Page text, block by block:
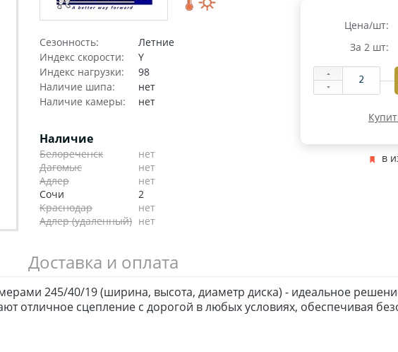
Сезонность:
Летние
Индекс скорости:
Y
Индекс нагрузки:
98
Наличие шипа:
нет
Наличие камеры:
нет
Наличие
Белореченск
нет
Дагомыс
нет
Адлер
нет
Сочи
2
Краснодар
нет
Адлер (удаленный) нет
Цена/шт:
За 2 шт:
в
Доставка и оплата
245/40/19 (ширина, высота, диаметр диска) - идеальное
отличное сцепление с дорогой в любых условиях, обеспечивая